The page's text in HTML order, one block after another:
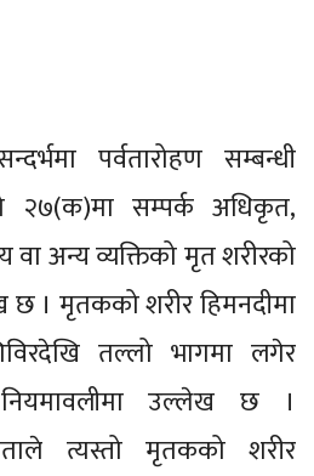
पर्वतारोहण सम्बन्धी
२७(क)मा सम्पर्क अधिकृत,
वा अन्य व्यक्तिको मृत शरीरको
छ । मृतकको शरीर हिमनदीमा
तल्लो भागमा लगेर
नियमावलीमा उल्लेख छ ।
त्यस्तो मृतकको शरीर